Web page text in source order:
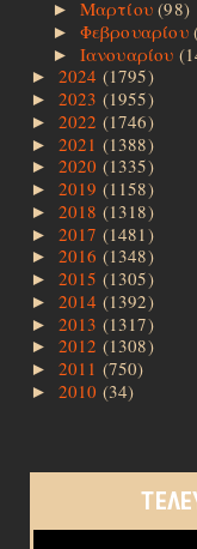
► Μαρτίου(98)
► Φεβρουαρίου
► Ιανουαρίου
► 2024 (1795)
► 2023 (1955)
► 2022 (1746)
► 2021 (1388)
► 2020 (1335)
► 2019 (1158)
► 2018 (1318)
► 2017 (1481)
► 2016 (1348)
► 2015 (1305)
► 2014 (1392)
► 2013 (1317)
► 2012 (1308)
► 2011 (750)
► 2010 (34)